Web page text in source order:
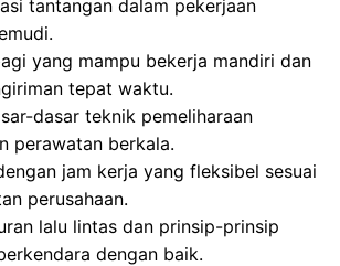
tantangan dalam pekerjaan
yang mampu bekerja mandiri dan
tepat waktu.
dasar teknik pemeliharaan
perawatan berkala.
jam kerja yang fleksibel sesuai
perusahaan.
lalu lintas dan prinsip-prinsip
dengan baik.